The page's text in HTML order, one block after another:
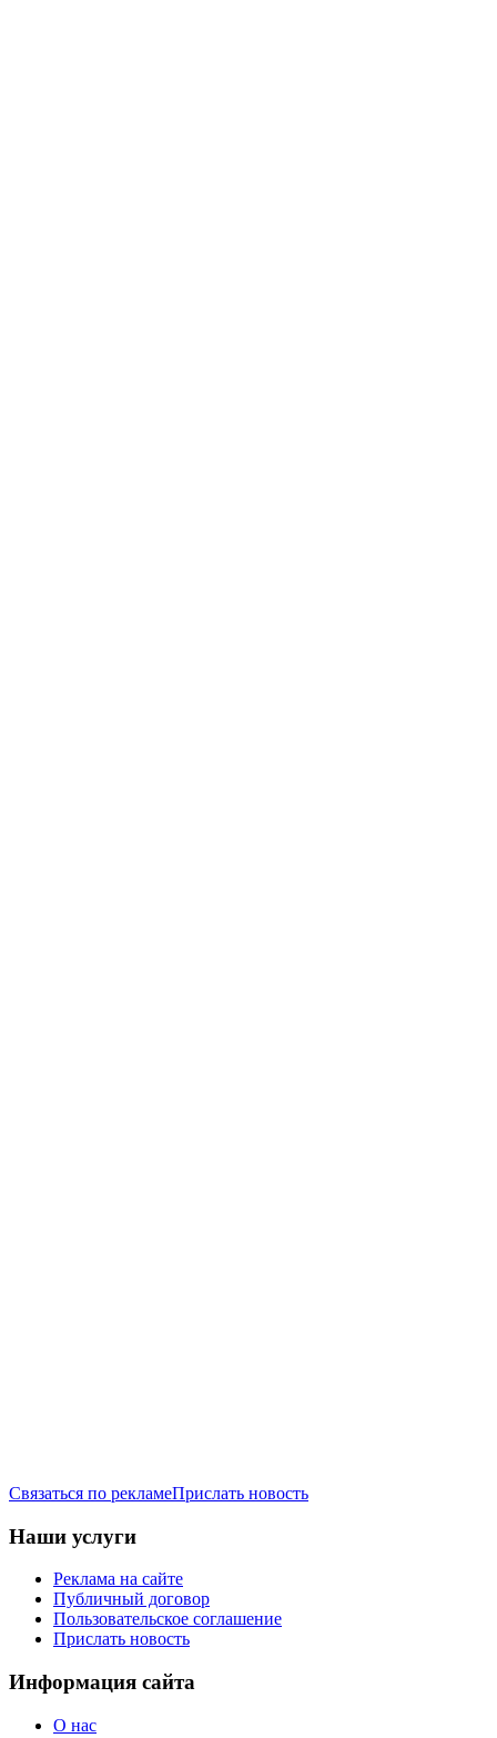
Связаться по рекламеПрислать новость
Наши услуги
Реклама на сайте
Публичный договор
Пользовательское соглашение
Прислать новость
Информация сайта
О нас